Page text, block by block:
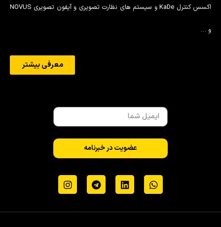
اکسس کنترل KaDe و سیستم های نظارت تصویری و آیفون تصویری NOVUS
و …
معرفی بیشتر
عضویت در خبرنامه